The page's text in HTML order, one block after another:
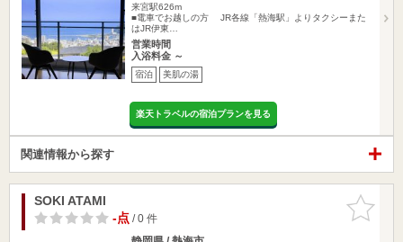
来宮駅626m
■電車でお越しの方 JR各線「熱海駅」よりタクシーまた
はJR伊東…
営業時間
入浴料金 ～
宿泊 美肌の湯
楽天トラベルの宿泊プランを見る
関連情報から探す
お気に入
りに追加
SOKI ATAMI
-点/ 0 件